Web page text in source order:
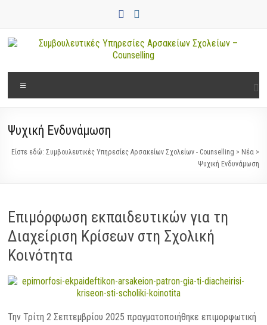
Συμβουλευτικές
Υπηρεσίες
Αρσακείων
Σχολείων
Ψυχική Ενδυνάμωση
Είστε εδώ: Συμβουλευτικές Υπηρεσίες Αρσακείων Σχολείων - Counselling > Νέα>
Ψυχική Ενδυνάμωση
Επιμόρφωση εκπαιδευτικών για τη
Διαχείριση Κρίσεων στη Σχολική
Κοινότητα
Την Τρίτη 2 Σεπτεμβρίου 2025 πραγματοποιήθηκε επιμορφωτική